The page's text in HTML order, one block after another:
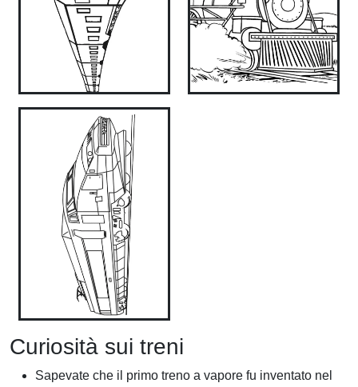
Curiosità sui treni
Sapevate che il primo treno a vapore fu inventato nel